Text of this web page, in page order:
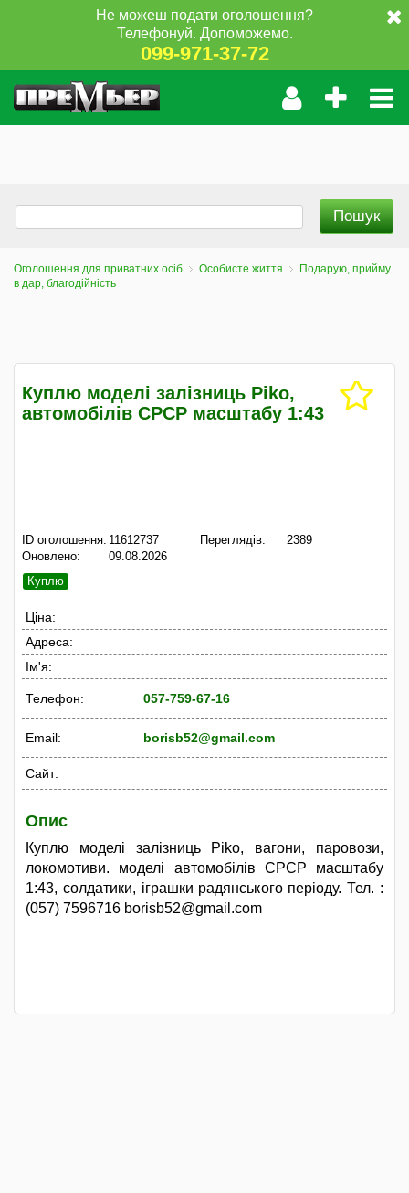
Не можеш подати оголошення?
Телефонуй. Допоможемо.
099-971-37-72
Оголошення для приватних осіб Особисте життя
Подарую, прийму
в дар, благодійність
Куплю моделі залізниць Piko,
автомобілів СРСР масштабу 1:43
ID оголошення: 11612737
Оновлено:
09.08.2026
Переглядів: 2389
Куплю
Ціна:
Адреса:
Ім'я:
Телефон: 057-759-67-16
Email: borisb52@gmail.com
Сайт:
Опис
Куплю моделі залізниць Piko, вагони, паровози,
локомотиви. моделі автомобілів СРСР масштабу
1:43, солдатики, іграшки радянського періоду. Тел. :
(057) 7596716 borisb52@gmail.com